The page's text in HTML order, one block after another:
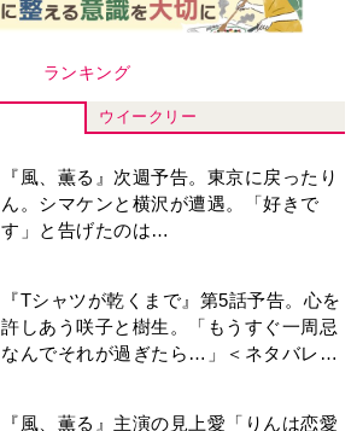
ランキング
ウイークリー
『風、薫る』次週予告。東京に戻ったり
ん。シマケンと横沢が遭遇。「好きで
す」と告げたのは…
『Tシャツが乾くまで』第5話予告。心を
許しあう咲子と樹生。「もうすぐ一周忌
なんでそれが過ぎたら…」＜ネタバレあ
『風、薫る』主演の見上愛「りんは恋愛